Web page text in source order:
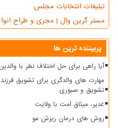
تبلیغات انتخابات مجلس
مستر گرین وال | مجری و طراح
پربیننده ترین ها
آیا راهی برای حل اختلاف نظر با
مهارت های والدگری برای تشویق
تشویق و صبوری
غدیر، میثاق امت با ولایت
روش های درمان ریزش مو